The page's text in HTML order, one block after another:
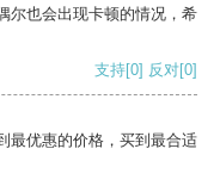
尔也会出现卡顿的情况，希
支持[0] 反对[0]
最优惠的价格，买到最合适